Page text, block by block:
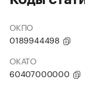
ОКПО
0189944498
ОКАТО
60407000000